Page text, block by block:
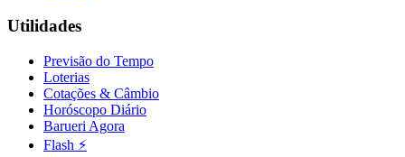
Utilidades
Previsão do Tempo
Loterias
Cotações & Câmbio
Horóscopo Diário
Barueri Agora
Flash ⚡